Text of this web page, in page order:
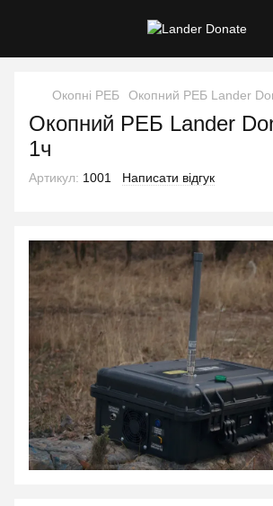
Окопні РЕБ Окопний РЕБ Lander
Окопний РЕБ Lander
1ч
Артикул: 1001 Написати відгук